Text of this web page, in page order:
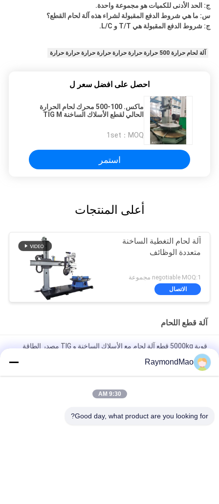
ج: الحد الأدنى للكميات هو مجموعة واحدة.
س: ما هي شروط الدفع المقبولة لشراء هذه آلة لحام القطع؟
ج: شروط الدفع المقبولة هي T/T و L/C.
آلة لحام حرارة 500 حرارة حرارة حرارة حرارة حرارة حرارة حرارة
احصل على افضل سعر ل
ماكس. 100-500 محرك لحام الحرارة
الحالي لقطع الأسلاك الساخنة TIG M
MOQ：
1set
استمر
أعلى المنتجات
آلة لحام التغطية الساخنة
متعددة الوظائف
negotiable MOQ:1 مجموعة
الاتصال
آلة قطع اللحام
قوية 5000kg قطع آلة لحام مع الأسلاك الساخنة و TIG مصدر الطاقة
لحام وتبريد الماء
سلك ساخن TIG m نظام تغطية رأسية (VCS) آلة لحام سلك ساخن TIG
ماكس. 100-500 الحام التيار عالي الأداء
RaymondMao
9:30 AM
Good day, what product are you looking for?